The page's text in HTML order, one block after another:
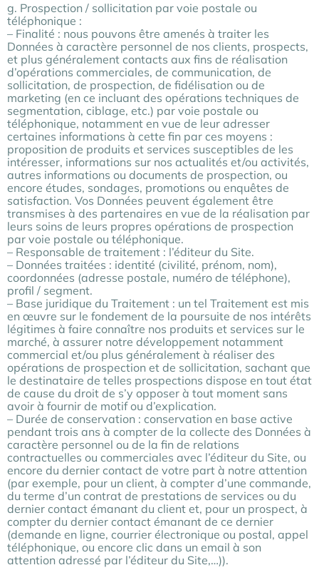
g. Prospection / sollicitation par voie postale ou
téléphonique :
– Finalité : nous pouvons être amenés à traiter les
Données à caractère personnel de nos clients, prospects,
et plus généralement contacts aux fins de réalisation
d’opérations commerciales, de communication, de
sollicitation, de prospection, de fidélisation ou de
marketing (en ce incluant des opérations techniques de
segmentation, ciblage, etc.) par voie postale ou
téléphonique, notamment en vue de leur adresser
certaines informations à cette fin par ces moyens :
proposition de produits et services susceptibles de les
intéresser, informations sur nos actualités et/ou activités,
autres informations ou documents de prospection, ou
encore études, sondages, promotions ou enquêtes de
satisfaction. Vos Données peuvent également être
transmises à des partenaires en vue de la réalisation par
leurs soins de leurs propres opérations de prospection
par voie postale ou téléphonique.
– Responsable de traitement : l’éditeur du Site.
– Données traitées : identité (civilité, prénom, nom),
coordonnées (adresse postale, numéro de téléphone),
profil / segment.
– Base juridique du Traitement : un tel Traitement est mis
en œuvre sur le fondement de la poursuite de nos intérêts
légitimes à faire connaître nos produits et services sur le
marché, à assurer notre développement notamment
commercial et/ou plus généralement à réaliser des
opérations de prospection et de sollicitation, sachant que
le destinataire de telles prospections dispose en tout état
de cause du droit de s’y opposer à tout moment sans
avoir à fournir de motif ou d’explication.
– Durée de conservation : conservation en base active
pendant trois ans à compter de la collecte des Données à
caractère personnel ou de la fin de relations
contractuelles ou commerciales avec l’éditeur du Site, ou
encore du dernier contact de votre part à notre attention
(par exemple, pour un client, à compter d’une commande,
du terme d’un contrat de prestations de services ou du
dernier contact émanant du client et, pour un prospect, à
compter du dernier contact émanant de ce dernier
(demande en ligne, courrier électronique ou postal, appel
téléphonique, ou encore clic dans un email à son
attention adressé par l’éditeur du Site,…)).